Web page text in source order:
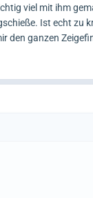
viel mit ihm
Ist echt zu
den ganzen